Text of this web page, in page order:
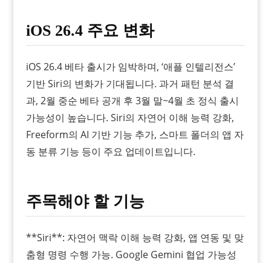
iOS 26.4 주요 변화
iOS 26.4 베타 출시가 임박하며, ‘애플 인텔리전스’
기반 Siri의 변화가 기대됩니다. 과거 패턴 분석 결
과, 2월 중순 베타 공개 후 3월 말~4월 초 정식 출시
가능성이 높습니다. Siri의 자연어 이해 능력 강화,
Freeform의 AI 기반 기능 추가, 스마트 폴더의 앱 자
동 분류 기능 등이 주요 업데이트입니다.
주목해야 할 기능
**Siri**: 자연어 맥락 이해 능력 강화, 앱 연동 및 맞
춤형 명령 수행 가능. Google Gemini 협업 가능성